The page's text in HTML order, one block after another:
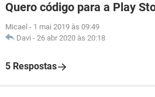
Quero código para a Play
Micael - 1 mai 2019 às 09:49
Davi - 26 abr 2020 às 20:18
5 Respostas